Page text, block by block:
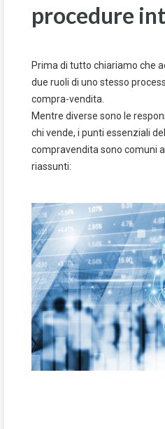
procedure
Prima di tutto chiariamo che
due ruoli di uno stesso
compra-vendita.
Mentre diverse sono le
chi vende, i punti essenziali
compravendita sono comuni
riassunti: